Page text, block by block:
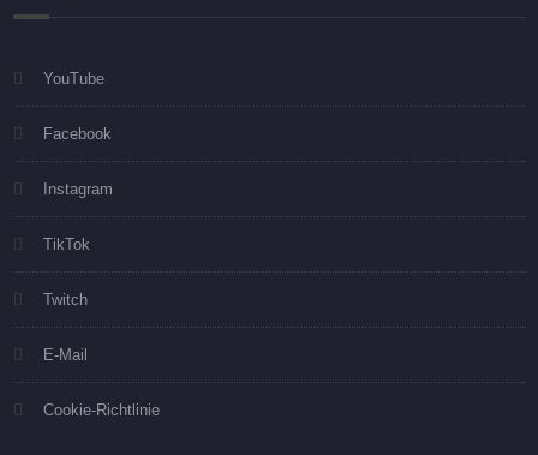
YouTube
Facebook
Instagram
TikTok
Twitch
E-Mail
Cookie-Richtlinie